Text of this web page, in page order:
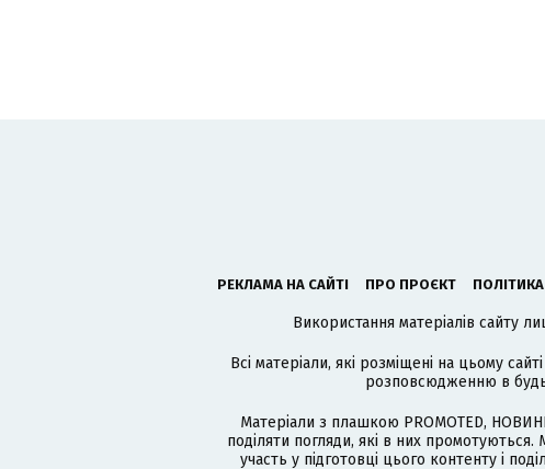
РЕКЛАМА НА САЙТІ ПРО ПРОЄКТ
Використання матеріалів сайту
Всі матеріали, які розміщені на цьому
розповсюдженню в
Матеріали з плашкою PROMOTED,
поділяти погляди, які в них
участь у підготовці цього контенту і